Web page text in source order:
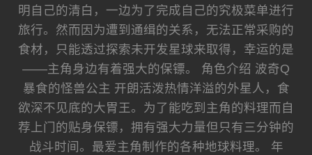
明自己的清白，一边为了完成自己的究极菜单进行
旅行。然而因为遭到通缉的关系，无法正常采购的
食材，只能透过探索未开发星球来取得，幸运的是
——主角身边有着强大的保镖。 角色介绍 波奇Q
暴食的怪兽公主 开朗活泼热情洋溢的外星人，食
欲深不见底的大胃王。为了能吃到主角的料理而自
荐上门的贴身保镖，拥有强大力量但只有三分钟的
战斗时间。最爱主角制作的各种地球料理。 年